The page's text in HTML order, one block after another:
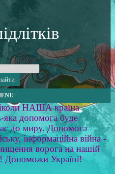
НАША країна
допомога буде
до миру. Допомога
інформаційна війна -
ворога на нашій
Допоможи Україні!